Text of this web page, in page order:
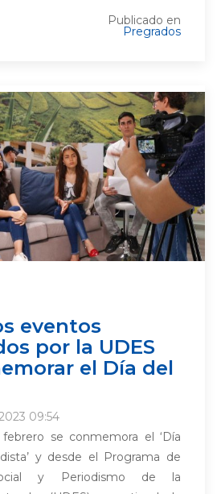
Publicado en
Pregrados
eventos
por la UDES
el Día del
09:54
se conmemora el ‘Día
y desde el Programa de
y Periodismo de la